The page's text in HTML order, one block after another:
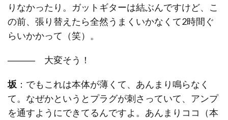
りなかったり。ガットギターは結ぶんですけど、こ
の前、張り替えたら全然うまくいかなくて2時間ぐ
らいかかって（笑）。
―――大変そう！
坂 ：でもこれは本体が薄くて、あんまり鳴らなく
て。なぜかというとプラグが刺さっていて、アンプ
を通すようにできてるんですよ。あんまりココ（本